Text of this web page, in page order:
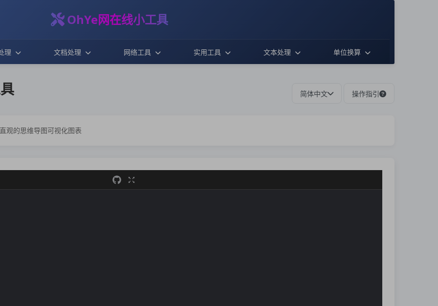
OhYe网在线小工具
理 文档处理 网络工具 实用工具 文本处理 单位换算
简体中文 操作指引
观的思维导图可视化图表